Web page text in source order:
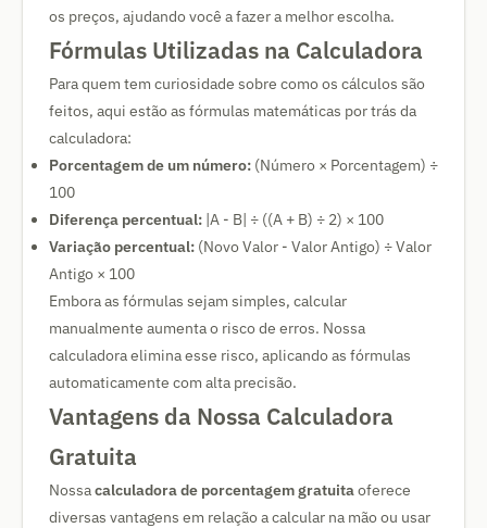
os preços, ajudando você a fazer a melhor escolha.
Fórmulas Utilizadas na Calculadora
Para quem tem curiosidade sobre como os cálculos são
feitos, aqui estão as fórmulas matemáticas por trás da
calculadora:
Porcentagem de um número: (Número × Porcentagem) ÷
100
Diferença percentual: |A - B| ÷ ((A + B) ÷ 2) × 100
Variação percentual: (Novo Valor - Valor Antigo) ÷ Valor
Antigo × 100
Embora as fórmulas sejam simples, calcular
manualmente aumenta o risco de erros. Nossa
calculadora elimina esse risco, aplicando as fórmulas
automaticamente com alta precisão.
Vantagens da Nossa Calculadora
Gratuita
Nossacalculadora de porcentagem gratuitaoferece
diversas vantagens em relação a calcular na mão ou usar